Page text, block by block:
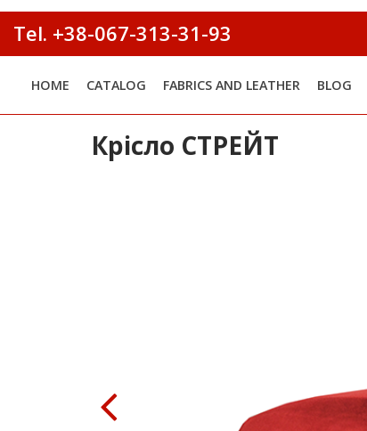
Tel. +38-067-313-31-93
HOME CATALOG FABRICS AND LEATHER BLOG
Крісло СТРЕЙТ